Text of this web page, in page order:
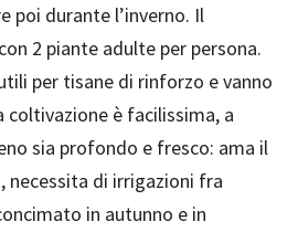
poi durante l’inverno. Il
2 piante adulte per persona.
per tisane di rinforzo e vanno
coltivazione è facilissima, a
sia profondo e fresco: ama il
necessita di irrigazioni fra
in autunno e in